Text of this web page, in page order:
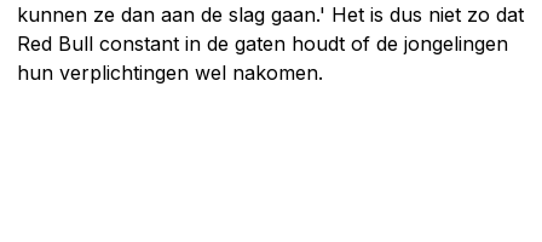
kunnen ze dan aan de slag gaan.' Het is dus niet zo dat
Red Bull constant in de gaten houdt of de jongelingen
hun verplichtingen wel nakomen.